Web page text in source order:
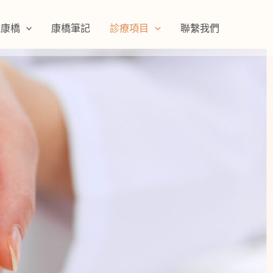
橋 康橋筆記 診療項目 聯繫我們